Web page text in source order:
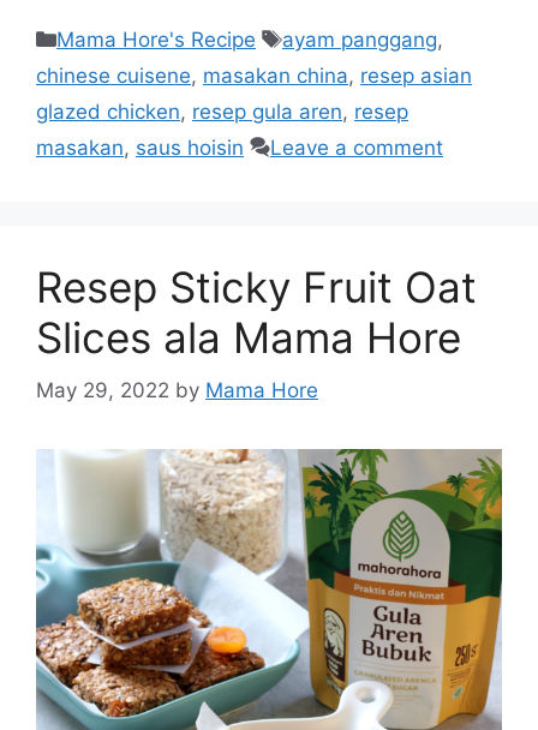
Mama Hore's Recipe ayam panggang,
chinese cuisene, masakan china, resep asian
glazed chicken, resep gula aren, resep
masakan, saus hoisin Leave a comment
Resep Sticky Fruit Oat
Slices ala Mama Hore
May 29, 2022 by Mama Hore